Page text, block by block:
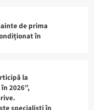
de prima
în
la
2026”,